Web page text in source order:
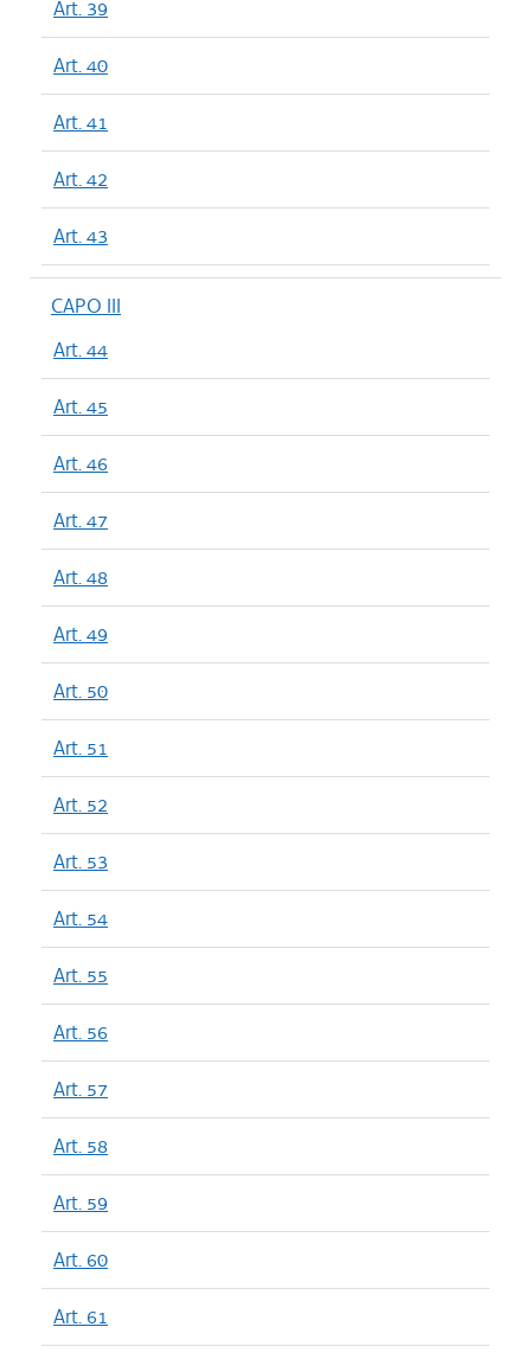
Art. 39
Art. 40
Art. 41
Art. 42
Art. 43
CAPO III
Art. 44
Art. 45
Art. 46
Art. 47
Art. 48
Art. 49
Art. 50
Art. 51
Art. 52
Art. 53
Art. 54
Art. 55
Art. 56
Art. 57
Art. 58
Art. 59
Art. 60
Art. 61